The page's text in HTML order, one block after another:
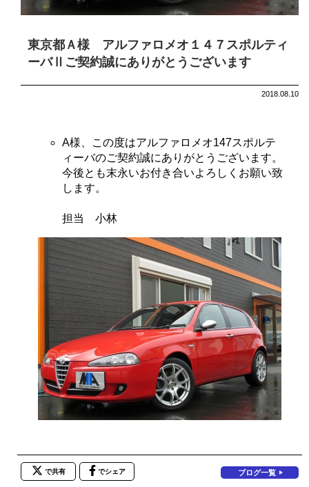
東京都Ａ様 アルファロメオ１４７スポルティ
ーバⅡご契約誠にありがとうございます
2018.08.10
A様、この度はアルファロメオ147スポルテ
ィーバのご契約誠にありがとうございます。
今後とも末永いお付き合いよろしくお願い致
します。
担当 小林
で共有 でシェア ブログ一覧